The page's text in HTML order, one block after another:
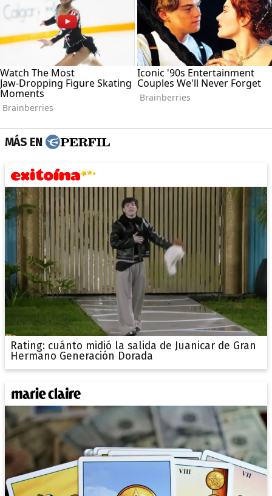
MÁS EN
Rating: cuánto midió la salida de Juanicar de Gran
Hermano Generación Dorada